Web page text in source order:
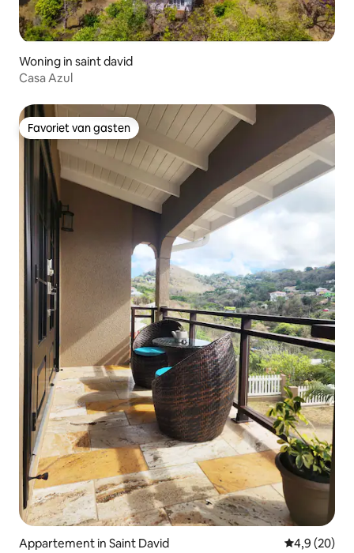
Woning in saint david
Casa Azul
Favoriet van gasten
Favoriet van gasten
Appartement in Saint David Gemiddelde
4,9 (20)